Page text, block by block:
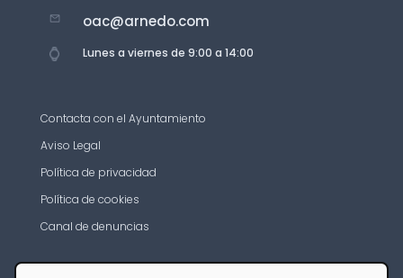
oac@arnedo.com
Lunes a viernes de 9:00 a 14:00
Contacta con el Ayuntamiento
Aviso Legal
Política de privacidad
Política de cookies
Canal de denuncias